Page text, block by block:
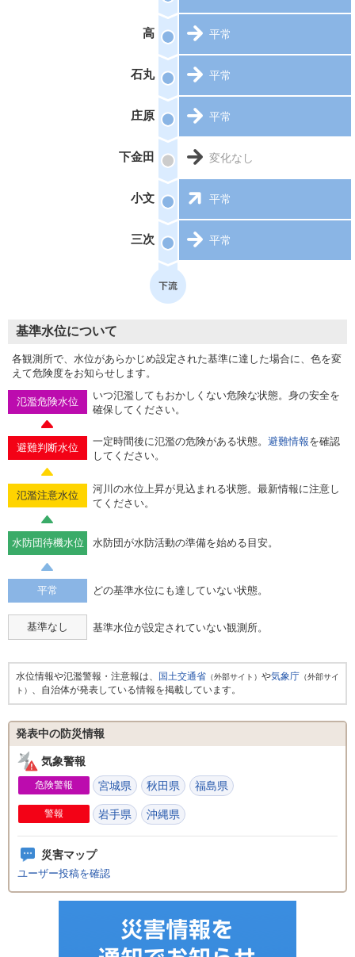
高 平常
石丸 平常
庄原 平常
下金田 変化なし
小文 平常
三次 平常
基準水位について
各観測所で、水位があらかじめ設定された基準に達した場合に、色を変
えて危険度をお知らせします。
氾濫危険水位
いつ氾濫してもおかしくない危険な状態。身の安全を
確保してください。
避難判断水位
一定時間後に氾濫の危険がある状態。 避難情報を確認
してください。
氾濫注意水位
河川の水位上昇が見込まれる状態。最新情報に注意し
てください。
水防団待機水位 水防団が水防活動の準備を始める目安。
平常 どの基準水位にも達していない状態。
基準なし 基準水位が設定されていない観測所。
水位情報や氾濫警報・注意報は、 国土交通省 （外部サイト） や気象庁 （外部サイ
ト） 、自治体が発表している情報を掲載しています。
発表中の防災情報
気象警報
危険警報 宮城県 秋田県 福島県
警報 岩手県 沖縄県
災害マップ
ユーザー投稿を確認